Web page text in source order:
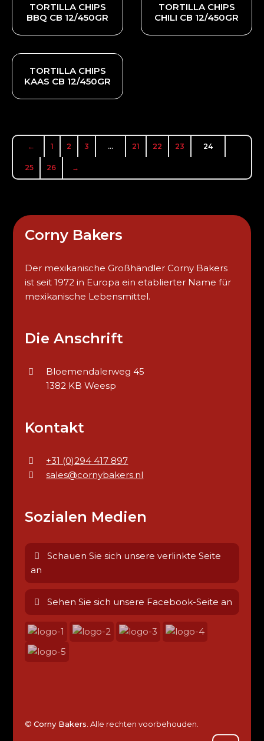
TORTILLA CHIPS
BBQ CB 12/450GR
TORTILLA CHIPS
CHILI CB 12/450GR
TORTILLA CHIPS
KAAS CB 12/450GR
← 1 2 3 … 21 22 23 24
25 26 →
Corny Bakers
Der mexikanische Großhändler Corny Bakers
ist seit 1972 in Europa ein etablierter Name für
mexikanische Lebensmittel.
Die Anschrift
Bloemendalerweg 45
1382 KB Weesp
Kontakt
+31 (0)294 417 897
sales@cornybakers.nl
Sozialen Medien
Schauen Sie sich unsere verlinkte Seite
an
Sehen Sie sich unsere Facebook-Seite an
©Corny Bakers. Alle rechten voorbehouden.